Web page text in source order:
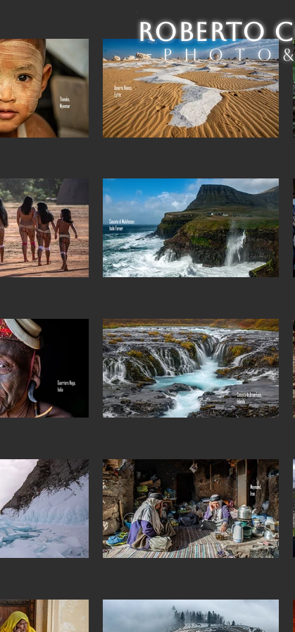
ROBERTO
- P h o t o